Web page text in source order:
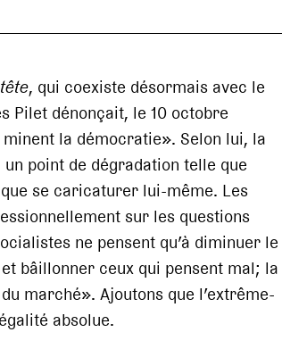
, qui coexiste désormais avec le
Pilet dénonçait, le 10 octobre
la démocratie». Selon lui, la
point de dégradation telle que
se caricaturer lui-même. Les
sur les questions
ne pensent qu’à diminuer le
bâillonner ceux qui pensent mal; la
marché». Ajoutons que l’extrême-
absolue.